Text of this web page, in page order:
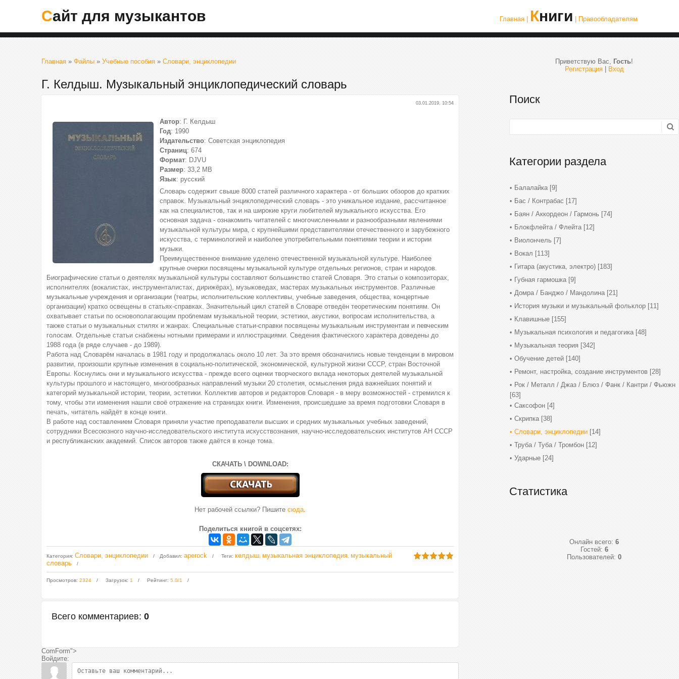
Сайт для музыкантов Главная | Книги | Правообладателям
Главная » Файлы » Учебные пособия » Словари, энциклопедии
Г. Келдыш. Музыкальный энциклопедический словарь
03.01.2019, 10:54
Автор: Г. Келдыш
Год: 1990
Издательство: Советская энциклопедия
Страниц: 674
Формат: DJVU
Размер: 33,2 МВ
Язык: русский
Словарь содержит свыше 8000 статей различного характера - от больших обзоров до кратких
справок. Музыкальный энциклопедический словарь - это уникальное издание, рассчитанное
как на специалистов, так и на широкие круги любителей музыкального искусства. Его
основная задача - ознакомить читателей с многочисленными и разнообразными явлениями
музыкальной культуры мира, с крупнейшими представителями отечественного и зарубежного
искусства, с терминологией и наиболее употребительными понятиями теории и истории
музыки.
Преимущественное внимание уделено отечественной музыкальной культуре. Наиболее
крупные очерки посвящены музыкальной культуре отдельных регионов, стран и народов.
Биографические статьи о деятелях музыкальной культуры составляют большинство статей Словаря. Это статьи о композиторах,
исполнителях (вокалистах, инструменталистах, дирижёрах), музыковедах, мастерах музыкальных инструментов. Различные
музыкальные учреждения и организации (театры, исполнительские коллективы, учебные заведения, общества, концертные
организации) кратко освещены в статьях-справках. Значительный цикл статей в Словаре отведён теоретическим понятиям. Он
охватывает статьи по основополагающим проблемам музыкальной теории, эстетики, акустики, вопросам исполнительства, а
также статьи о музыкальных стилях и жанрах. Специальные статьи-справки посвящены музыкальным инструментам и певческим
голосам. Отдельные статьи снабжены нотными примерами и иллюстрациями. Сведения фактического характера доведены до
1988 года (в ряде случаев - до 1989).
Работа над Словарём началась в 1981 году и продолжалась около 10 лет. За это время обозначились новые тенденции в мировом
развитии, произошли крупные изменения в социально-политической, экономической, культурной жизни СССР, стран Восточной
Европы. Коснулись они и музыкального искусства - прежде всего оценки творческого вклада некоторых деятелей музыкальной
культуры прошлого и настоящего, многообразных направлений музыки 20 столетия, осмысления ряда важнейших понятий и
категорий музыкальной истории, теории, эстетики. Коллектив авторов и редакторов Словаря - в меру возможностей - стремился к
тому, чтобы эти изменения нашли своё отражение на страницах книги. Изменения, происшедшие за время подготовки Словаря в
печать, читатель найдёт в конце книги.
В работе над составлением Словаря приняли участие преподаватели высших и средних музыкальных учебных заведений,
сотрудники Всесоюзного научно-исследовательского института искусствознания, научно-исследовательских институтов АН СССР
и республиканских академий. Список авторов также даётся в конце тома.
СКАЧАТЬ \ DOWNLOAD:
Нет рабочей ссылки? Пишите сюда.
Поделиться книгой в соцсетях:
Категория: Словари, энциклопедии Добавил: aperock Теги: келдыш музыкальная энциклопедия музыкальный
словарь
Просмотров: 2324 Загрузок: 1 Рейтинг: 5.0/1
Всего комментариев: 0
ComForm">
Войдите:
Приветствую Вас, Гость!
Регистрация| Вход
Поиск
Категории раздела
Балалайка [9]
Бас / Контрабас [17]
Баян / Аккордеон / Гармонь [74]
Блокфлейта / Флейта [12]
Виолончель [7]
Вокал [113]
Гитара (акустика, электро) [183]
Губная гармошка [9]
Домра / Банджо / Мандолина [21]
История музыки и музыкальный фольклор [11]
Клавишные [155]
Музыкальная психология и педагогика [48]
Музыкальная теория [342]
Обучение детей [140]
Ремонт, настройка, создание инструментов [28]
Рок / Металл / Джаз / Блюз / Фанк / Кантри / Фьюжн
[63]
Саксофон [4]
Скрипка [38]
Словари, энциклопедии [14]
Труба / Туба / Тромбон [12]
Ударные [24]
Статистика
Онлайн всего: 6
Гостей: 6
Пользователей: 0